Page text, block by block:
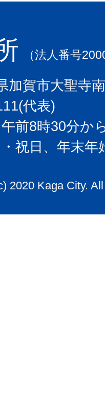
（法人番号
加賀市大聖寺
代表)
前8時30分か
・祝日、年末
2020 Kaga City.